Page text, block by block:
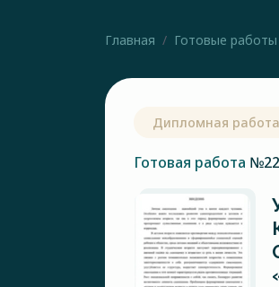
Главная Готовые работы
Дипломная работа
Готовая работа